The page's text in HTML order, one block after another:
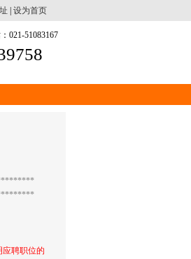
设为首页
021-51083167
应聘职位的